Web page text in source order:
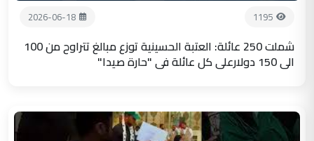
1195
2026-06-18
شملت 250 عائلة: العتبة الحسينية توزع مبالغ تتراوح من 100
الى 150 دولارعلى كل عائلة في "حارة صيدا"